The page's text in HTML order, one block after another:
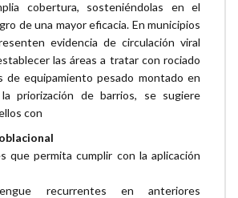
cobertura, sosteniéndolas en el
de una mayor eficacia. En municipios
evidencia de circulación viral
las áreas a tratar con rociado
de equipamiento pesado montado en
priorización de barrios, se sugiere
con
que permita cumplir con la aplicación
recurrentes en anteriores